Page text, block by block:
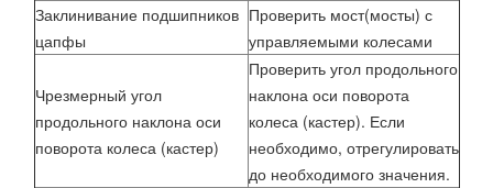
Заклинивание подшипников
цапфы
Проверить мост(мосты) с
управляемыми колесами
Чрезмерный угол
продольного наклона оси
поворота колеса (кастер)
Проверить угол продольного
наклона оси поворота
колеса (кастер). Если
необходимо, отрегулировать
до необходимого значения.